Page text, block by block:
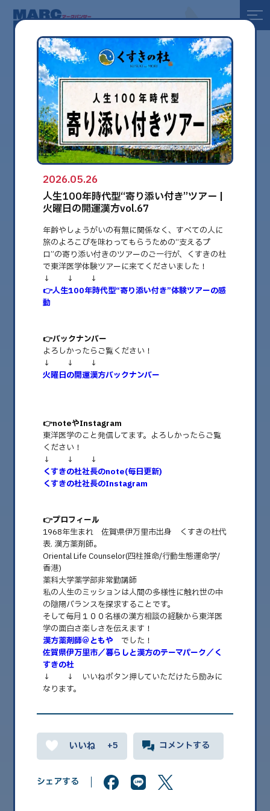
全て
健康
美容
環境
globe
2026.05.26
人生100年時代型“寄り添い付き”ツアー | 火曜
日の開運漢方vol.67
年齢やしょうがいの有無に関係なく、すべての人に旅のよろこびを味わって
もらうための“支えるプロ”の寄り……
2026.08
2026.07
2026.06
2026.05
2026.04
2026.03
2025.12
2025.10
2026.05.26
人生100年時代型“寄り添い付き”ツアー |
火曜日の開運漢方vol.67
年齢やしょうがいの有無に関係なく、すべての人に
旅のよろこびを味わってもらうための“支えるプ
ロ”の寄り添い付きのツアーのご一行が、くすきの杜
で東洋医学体験ツアーに来てくださいました！
↓ ↓ ↓
👉️人生100年時代型“寄り添い付き”体験ツアーの感
動
👉️バックナンバー
よろしかったらご覧ください！
↓ ↓ ↓
火曜日の開運漢方バックナンバー
👉️noteやInstagram
東洋医学のこと発信してます。よろしかったらご覧
ください！
↓ ↓ ↓
くすきの杜社長のnote(毎日更新)
くすきの杜社長のInstagram
👉️プロフィール
1968年生まれ 佐賀県伊万里市出身 くすきの杜代
表. 漢方薬剤師。
Oriental Life Counselor(四柱推命/行動生態運命学/
香港)
薬科大学薬学部非常勤講師
私の人生のミッションは人間の多様性に触れ世の中
の陰陽バランスを探求することです。
そして毎月１００名様の漢方相談の経験から東洋医
学の面白さ楽しさを伝えます！
漢方薬剤師＠ともや でした！
佐賀県伊万里市／暮らしと漢方のテーマパーク／く
すきの杜
↓ ↓ いいねボタン押していただけたら励みに
なります。
+5 コメントする
シェアする